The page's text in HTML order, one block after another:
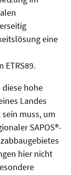
eine
ETRS89.
diese hohe
Landes
muss, um
SAPOS®-
hier nicht